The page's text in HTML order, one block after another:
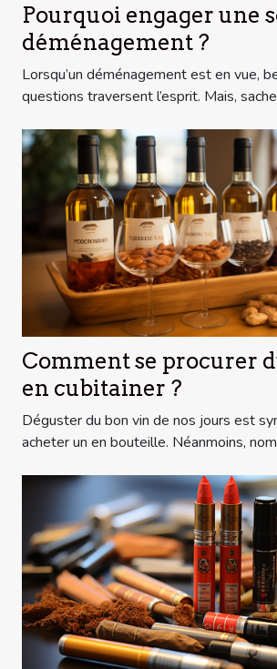
Pourquoi engager une
déménagement ?
Lorsqu’un déménagement est en vue,
questions traversent l’esprit. Mais,
Comment se procurer
en cubitainer ?
Déguster du bon vin de nos jours est
acheter un en bouteille. Néanmoins,